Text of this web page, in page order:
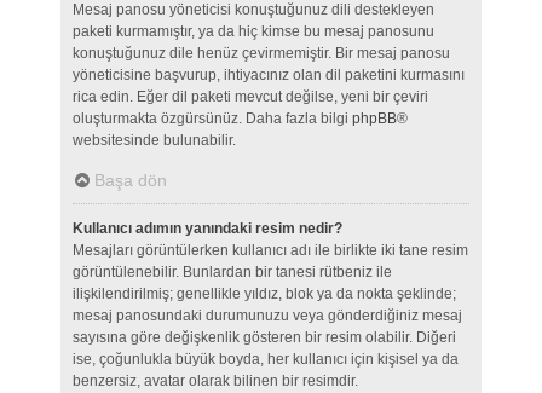
Mesaj panosu yöneticisi konuştuğunuz dili destekleyen
paketi kurmamıştır, ya da hiç kimse bu mesaj panosunu
konuştuğunuz dile henüz çevirmemiştir. Bir mesaj panosu
yöneticisine başvurup, ihtiyacınız olan dil paketini kurmasını
rica edin. Eğer dil paketi mevcut değilse, yeni bir çeviri
oluşturmakta özgürsünüz. Daha fazla bilgi phpBB®
websitesinde bulunabilir.
Başa dön
Kullanıcı adımın yanındaki resim nedir?
Mesajları görüntülerken kullanıcı adı ile birlikte iki tane resim
görüntülenebilir. Bunlardan bir tanesi rütbeniz ile
ilişkilendirilmiş; genellikle yıldız, blok ya da nokta şeklinde;
mesaj panosundaki durumunuzu veya gönderdiğiniz mesaj
sayısına göre değişkenlik gösteren bir resim olabilir. Diğeri
ise, çoğunlukla büyük boyda, her kullanıcı için kişisel ya da
benzersiz, avatar olarak bilinen bir resimdir.